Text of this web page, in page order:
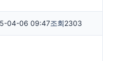
04-06 09:47조회2303